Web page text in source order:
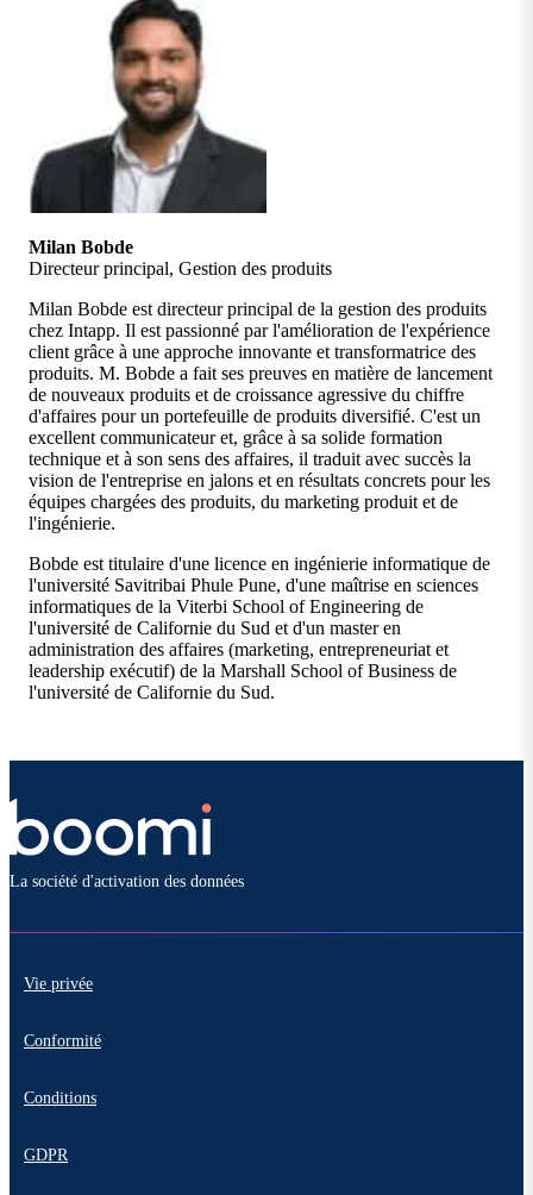
Milan Bobde
Directeur principal, Gestion des produits
Milan Bobde est directeur principal de la gestion des produits
chez Intapp. Il est passionné par l'amélioration de l'expérience
client grâce à une approche innovante et transformatrice des
produits. M. Bobde a fait ses preuves en matière de lancement
de nouveaux produits et de croissance agressive du chiffre
d'affaires pour un portefeuille de produits diversifié. C'est un
excellent communicateur et, grâce à sa solide formation
technique et à son sens des affaires, il traduit avec succès la
vision de l'entreprise en jalons et en résultats concrets pour les
équipes chargées des produits, du marketing produit et de
l'ingénierie.
Bobde est titulaire d'une licence en ingénierie informatique de
l'université Savitribai Phule Pune, d'une maîtrise en sciences
informatiques de la Viterbi School of Engineering de
l'université de Californie du Sud et d'un master en
administration des affaires (marketing, entrepreneuriat et
leadership exécutif) de la Marshall School of Business de
l'université de Californie du Sud.
La société d'activation des données
Vie privée
Conformité
Conditions
GDPR